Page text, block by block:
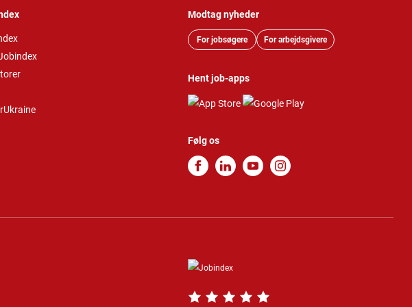
Modtag nyheder
For jobsøgere For arbejdsgivere
Hent job-apps
Følg os